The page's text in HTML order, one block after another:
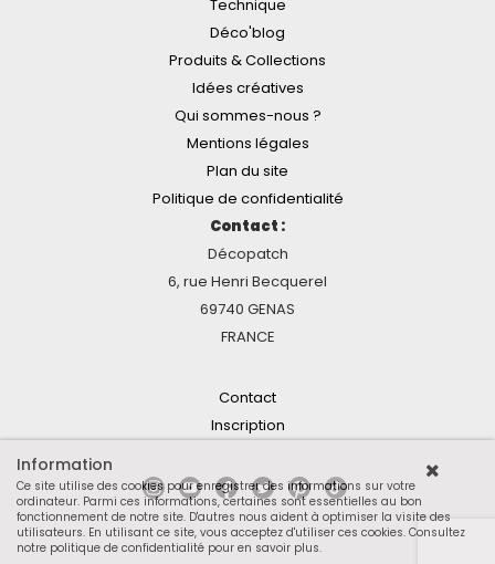
Technique
Déco'blog
Produits & Collections
Idées créatives
Qui sommes-nous ?
Mentions légales
Plan du site
Politique de confidentialité
Contact :
Décopatch
6, rue Henri Becquerel
69740 GENAS
FRANCE
Contact
Inscription
Information
Ce site utilise des cookies pour enregistrer des informations sur votre
ordinateur. Parmi ces informations, certaines sont essentielles au bon
fonctionnement de notre site. D'autres nous aident à optimiser la visite des
utilisateurs. En utilisant ce site, vous acceptez d'utiliser ces cookies. Consultez
notre politique de confidentialité pour en savoir plus.